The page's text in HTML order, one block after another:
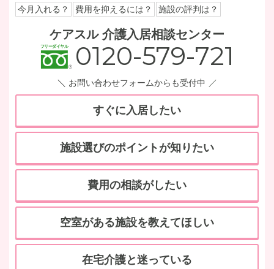
今月入れる？ 費用を抑えるには？ 施設の評判は？
ケアスル 介護入居相談センター
0120-579-721
お問い合わせフォームからも受付中
すぐに入居したい
施設選びのポイントが知りたい
費用の相談がしたい
空室がある施設を教えてほしい
在宅介護と迷っている